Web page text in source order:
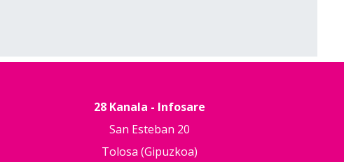
28 Kanala - Infosare
San Esteban 20
Tolosa (Gipuzkoa)